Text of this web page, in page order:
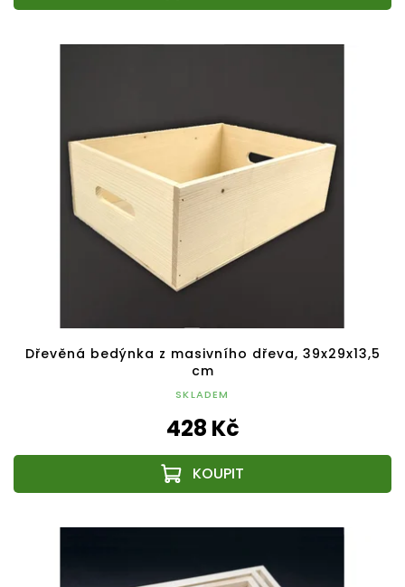
Dřevěná bedýnka z masivního dřeva, 39x29x13,5
cm
SKLADEM
428 Kč